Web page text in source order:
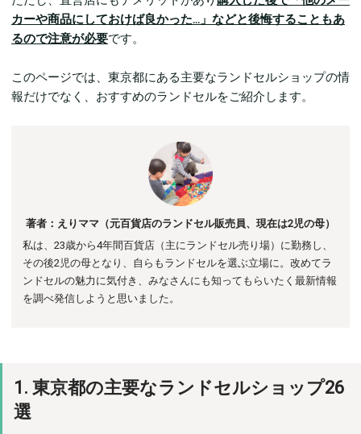
カーや商品にしておけば良かった…」などと後悔することもあ
るので注意が必要です。
このページでは、東京都にある主要なランドセルショップの情
報だけでなく、おすすめのランドセルをご紹介します。
著者：えりママ（元百貨店のランドセル販売員、現在は2児の母）
私は、23歳から4年間百貨店（主にランドセル売り場）に勤務し、
その後2児の母となり、自らもランドセルを選ぶ立場に。 改めてラ
ンドセルの魅力に気付き、みなさんにも知ってもらいたく最新情報
を調べ発信しようと思いました。
1. 東京都の主要なランドセルショップ26
選